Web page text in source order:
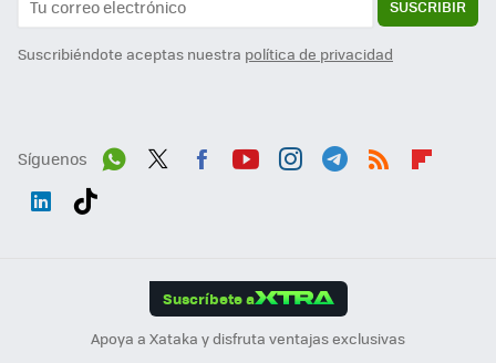
SUSCRIBIR
Suscribiéndote aceptas nuestra política de privacidad
Síguenos
Suscríbete a
Apoya a Xataka y disfruta ventajas exclusivas